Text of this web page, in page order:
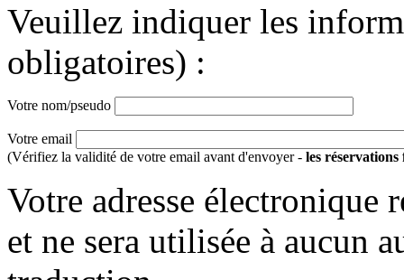
Veuillez indiquer les
obligatoires) :
Votre nom/pseudo
Votre email
(Vérifiez la validité de votre email avant d'envoyer - les réservations
Votre adresse électronique
et ne sera utilisée à aucun